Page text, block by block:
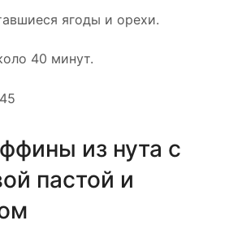
ягоды и орехи.
40 минут.
из нута с
пастой и